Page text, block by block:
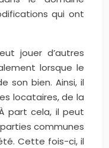
qui ont
jouer d’autres
lorsque le
son bien. Ainsi, il
locataires, de la
part cela, il peut
communes
Cette fois-ci, il